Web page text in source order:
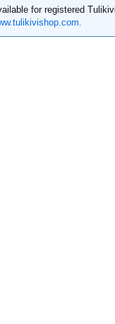
for registered